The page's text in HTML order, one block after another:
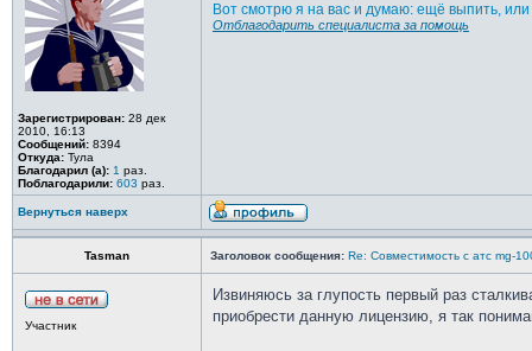
Зарегистрирован: 28 дек
2010, 16:13
Сообщений: 8394
Откуда: Тула
Благодарил (а): 1 раз.
Поблагодарили: 603 раз.
Вот смотрю я на вас и думаю: ещё выпить,
Отблагодарить специалиста за помощь
Вернуться наверх
Tasman Заголовок сообщения: Re: Совместимость с атс mg-
Участник
Извиняюсь за глупость первый раз
приобрести данную лицензию, я так